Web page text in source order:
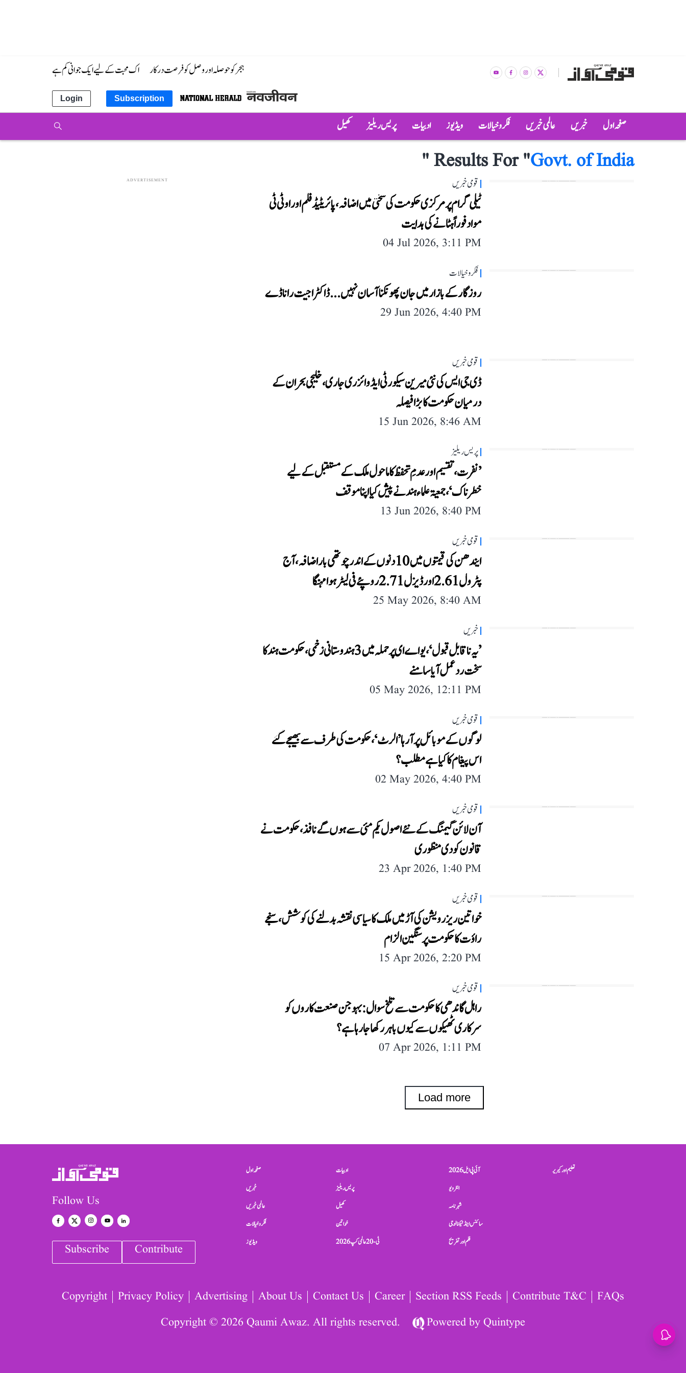
ہجر کو حوصلہ اور وصل کو فرصت درکار اک محبت کے لیے ایک جوانی کم ہے
Subscription
Login
صفحہ اول خبریں عالمی خبریں فکر و خیالات ویڈیوز ادبیات پریس ریلیز کھیل
Results For "Govt. of India
"
قومی خبریں
ٹیلی گرام پر مرکزی حکومت کی سختی میں اضافہ، پائریٹیڈ فلم اور او ٹی ٹی
مواد فوراً ہٹانے کی ہدایت
04 Jul 2026, 3:11 PM
فکر و خیالات
روزگار کے بازار میں جان پھونکنا آسان نہیں... ڈاکٹر اجیت راناڈے
29 Jun 2026, 4:40 PM
قومی خبریں
ڈی جی ایس کی نئی میرین سیکورٹی ایڈوائزری جاری، خلیجی بحران کے
درمیان حکومت کا بڑا فیصلہ
15 Jun 2026, 8:46 AM
پریس ریلیز
’نفرت، تقسیم اور عدمِ تحفظ کا ماحول ملک کے مستقبل کے لیے
خطرناک‘، جمعیۃ علماء ہند نے پیش کیا اپنا موقف
13 Jun 2026, 8:40 PM
قومی خبریں
ایندھن کی قیمتوں میں 10 دنوں کے اندر چوتھی بار اضافہ، آج
پٹرول 2.61 اور ڈیزل 2.71 روپئے فی لیٹر ہوا مہنگا
25 May 2026, 8:40 AM
خبریں
’یہ ناقابل قبول‘، یو اے ای پر حملہ میں 3 ہندوستانی زخمی، حکومت ہند کا
سخت رد عمل آیا سامنے
05 May 2026, 12:11 PM
قومی خبریں
لوگوں کے موبائل پر آ رہا ’الرٹ‘، حکومت کی طرف سے بھیجے گئے
اس پیغام کا کیا ہے مطلب؟
02 May 2026, 4:40 PM
قومی خبریں
آن لائن گیمنگ کے نئے اصول یکم مئی سے ہوں گے نافذ، حکومت نے
قانون کو دی منظوری
23 Apr 2026, 1:40 PM
قومی خبریں
خواتین ریزرویشن کی آڑ میں ملک کا سیاسی نقشہ بدلنے کی کوشش، سنجے
راؤت کا حکومت پر سنگین الزام
15 Apr 2026, 2:20 PM
قومی خبریں
راہل گاندھی کا حکومت سے تلخ سوال: بہوجن صنعت کاروں کو
سرکاری ٹھیکوں سے کیوں باہر رکھا جارہا ہے؟
07 Apr 2026, 1:11 PM
Load more
ADVERTISEMENT
Follow Us
Subscribe Contribute
صفحہ اول
خبریں
عالمی خبریں
فکر و خیالات
ویڈیوز
ادبیات
پریس ریلیز
کھیل
خواتین
ٹی-20 عالمی کپ 2026
آئی پی ایل 2026
انٹرویو
شہرنامہ
سائنس اینڈ ٹیکنالوجی
فلم اور تفریح
تعلیم اور کیریر
Copyright Privacy Policy Advertising About Us Contact Us Career Section RSS Feeds Contribute T&C
FAQs
Copyright © 2026 Qaumi Awaz. All rights reserved.
Powered byQuintype